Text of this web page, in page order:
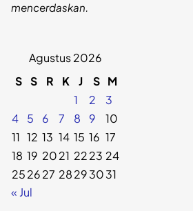
mencerdaskan.
Agustus 2026
S S R K J S M
1
2
3
4
5 6 7 8 9
10
11 12 13 14 15 16 17
18 19 2021 2223 24
252627 28293031
« Jul